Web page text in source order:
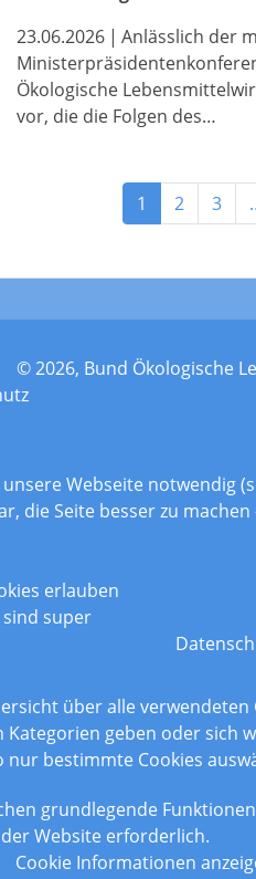
23.06.2026 | Anlässlich der
Ökologische
vor, die die Folgen des…
1 2 3
© 2026, Bund Ökologische
Webseite notwendig
die Seite besser zu
erlauben
super
über alle verwendeten
Kategorien geben oder sich
nur bestimmte Cookies
grundlegende
Website erforderlich.
Cookie Informationen